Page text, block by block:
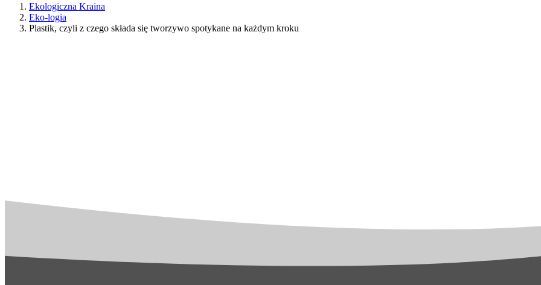
Ekologiczna Kraina
Eko-logia
Plastik, czyli z czego składa się tworzywo spotykane na każdym kroku